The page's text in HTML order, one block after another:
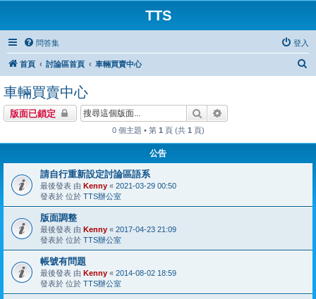
TTS
問答集 登入
首頁 討論區首頁 車輛買賣中心
車輛買賣中心
版面已鎖定 搜尋
0 個主題 • 第 1 頁 (共 1 頁)
公告
請自行重新設定討論區語系
最後發表 由 Kenny « 2021-03-29 00:50
發表於 位於 TTS辦公室
版面調整
最後發表 由 Kenny « 2017-04-23 21:09
發表於 位於 TTS辦公室
帳號有問題
最後發表 由 Kenny « 2014-08-02 18:59
發表於 位於 TTS辦公室